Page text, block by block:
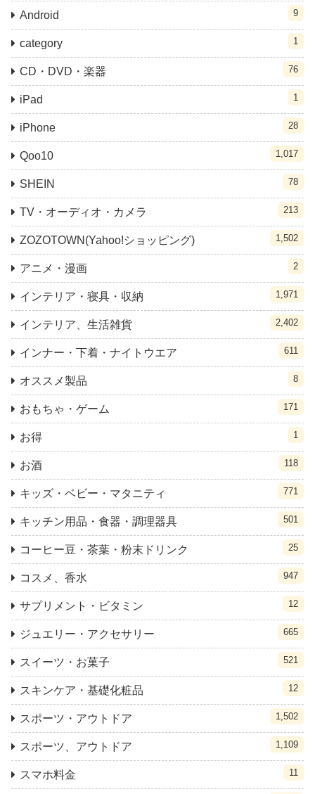
Android 9
category 1
CD・DVD・楽器 76
iPad 1
iPhone 28
Qoo10 1,017
SHEIN 78
TV・オーディオ・カメラ 213
ZOZOTOWN(Yahoo!ショッピング) 1,502
アニメ・漫画 2
インテリア・寝具・収納 1,971
インテリア、生活雑貨 2,402
インナー・下着・ナイトウエア 611
オススメ製品 8
おもちゃ・ゲーム 171
お得 1
お酒 118
キッズ・ベビー・マタニティ 771
キッチン用品・食器・調理器具 501
コーヒー豆・茶葉・粉末ドリンク 25
コスメ、香水 947
サプリメント・ビタミン 12
ジュエリー・アクセサリー 665
スイーツ・お菓子 521
スキンケア・基礎化粧品 12
スポーツ・アウトドア 1,502
スポーツ、アウトドア 1,109
スマホ料金 11